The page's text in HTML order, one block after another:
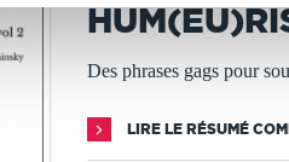
Des phrases gags pour
LIRE LE RÉSUMÉ